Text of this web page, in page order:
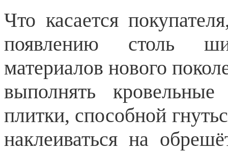
Что касается
появлению столь
материалов нового
выполнять
плитки, способной
наклеиваться на